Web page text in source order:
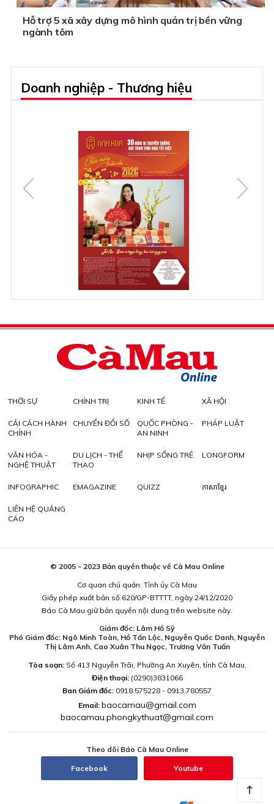
Hỗ trợ 5 xã xây dựng mô hình quản trị bền vững
ngành tôm
Doanh nghiệp - Thương hiệu
THỜI SỰ CHÍNH TRỊ KINH TẾ XÃ HỘI
CẢI CÁCH HÀNH
CHÍNH
CHUYỂN ĐỔI SỐ
QUỐC PHÒNG -
AN NINH
PHÁP LUẬT
VĂN HÓA -
NGHỆ THUẬT
DU LỊCH - THỂ
THAO
NHỊP SỐNG TRẺ LONGFORM
INFOGRAPHIC EMAGAZINE QUIZZ ភាសាខ្មែរ
LIÊN HỆ QUẢNG
CÁO
© 2005 - 2023 Bản quyền thuộc về Cà Mau Online
Cơ quan chủ quản: Tỉnh ủy Cà Mau
Giấy phép xuất bản số 620/GP-BTTTT, ngày 24/12/2020
Báo Cà Mau giữ bản quyền nội dung trên website này.
Giám đốc: Lâm Hồ Sỹ
Phó Giám đốc: Ngô Minh Toàn, Hồ Tấn Lộc, Nguyễn Quốc Danh, Nguyễn
Thị Lâm Anh, Cao Xuân Thu Ngọc, Trương Văn Tuấn
Tòa soạn:Số 413 Nguyễn Trãi, Phường An Xuyên, tỉnh Cà Mau.
Điện thoại: (0290)3831066
Ban Giám đốc: 0918.575228 - 0913.780557
Email: baocamau@gmail.com
baocamau.phongkythuat@gmail.com
Theo dõi Báo Cà Mau Online
Facebook Youtube